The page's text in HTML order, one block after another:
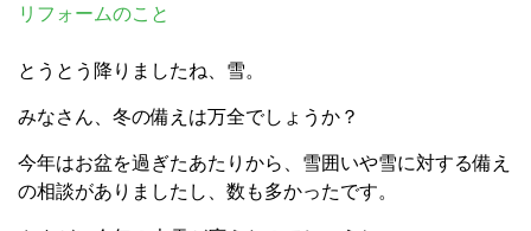
リフォームのこと
とうとう降りましたね、雪。
みなさん、冬の備えは万全でしょうか？
今年はお盆を過ぎたあたりから、雪囲いや雪に対する備え
の相談がありましたし、数も多かったです。